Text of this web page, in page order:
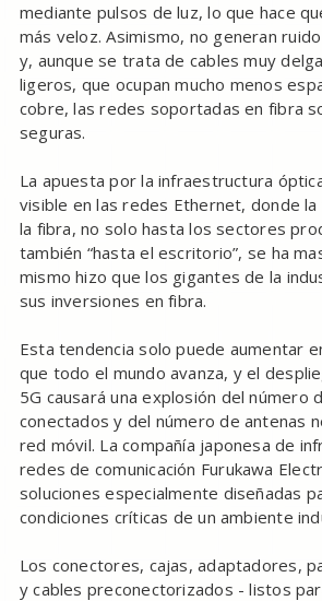
mediante pulsos de luz, lo que hace
más veloz. Asimismo, no generan
y, aunque se trata de cables muy
ligeros, que ocupan mucho menos
cobre, las redes soportadas en fibra
seguras.
La apuesta por la infraestructura
visible en las redes Ethernet, donde
la fibra, no solo hasta los sectores
también “hasta el escritorio”, se ha
mismo hizo que los gigantes de la
sus inversiones en fibra.
Esta tendencia solo puede aumentar
que todo el mundo avanza, y el
5G causará una explosión del número
conectados y del número de antenas
red móvil. La compañía japonesa de
redes de comunicación Furukawa
soluciones especialmente diseñadas
condiciones críticas de un ambiente
Los conectores, cajas, adaptadores,
y cables preconectorizados - listos